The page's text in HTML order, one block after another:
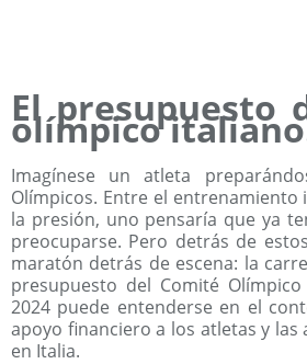
El presupuesto
olímpico
Imagínese un atleta
Olímpicos. Entre el entrenamiento
la presión, uno pensaría que ya
preocuparse. Pero detrás de
maratón detrás de escena: la
presupuesto del Comité
2024 puede entenderse en el
apoyo financiero a los atletas y las
en Italia.